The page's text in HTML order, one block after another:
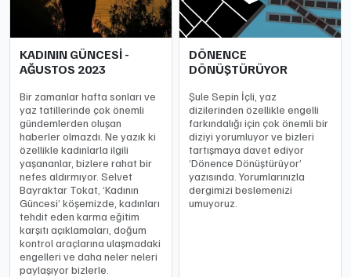
KADININ GÜNCESİ -
AĞUSTOS 2023
Bir zamanlar hafta sonları ve
yaz tatillerinde çok önemli
gündemlerden oluşan
haberler olmazdı. Ne yazık ki
özellikle kadınlarla ilgili
yaşananlar, bizlere rahat bir
nefes aldırmıyor. Selvet
Bayraktar Tokat, ‘Kadının
Güncesi’ köşemizde, kadınları
tehdit eden karma eğitim
karşıtı açıklamaları, doğum
kontrol araçlarına ulaşmadaki
engelleri ve daha neler neleri
paylaşıyor bizlerle.
DÖNENCE
DÖNÜŞTÜRÜYOR
Şule Sepin İçli, yaz
dizilerinden özellikle engelli
farkındalığı için çok önemli bir
diziyi yorumluyor ve bizleri
tartışmaya davet ediyor
‘Dönence Dönüştürüyor’
yazısında. Yorumlarınızla
dergimizi beslemenizi
umuyoruz.